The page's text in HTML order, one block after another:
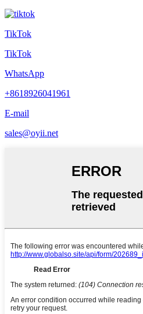
TikTok
TikTok
WhatsApp
+8618926041961
E-mail
sales@oyii.net